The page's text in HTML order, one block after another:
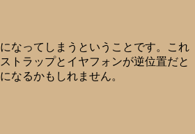
なってしまうということです。これ
トラップとイヤフォンが逆位置だと
なるかもしれません。